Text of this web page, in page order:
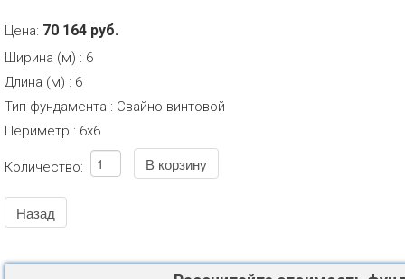
Цена: 70 164 руб.
Ширина (м) : 6
Длина (м) : 6
Тип фундамента : Свайно-винтовой
Периметр : 6х6
Количество: